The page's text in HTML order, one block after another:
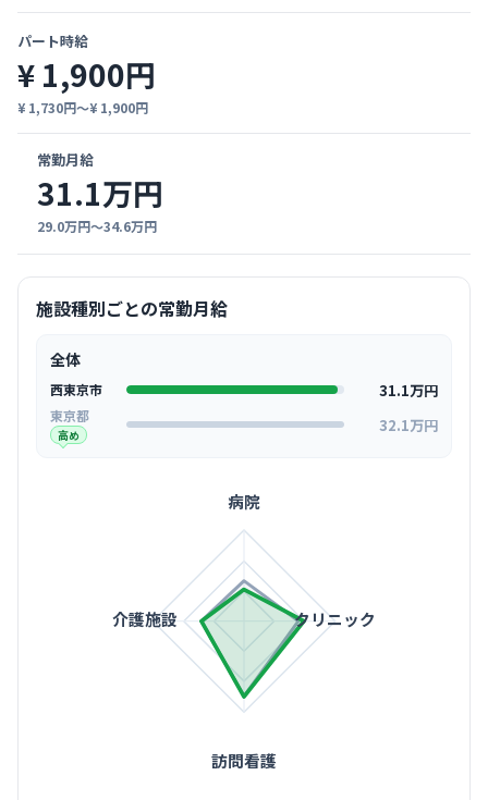
パート時給
¥ 1,900円
¥ 1,730円〜¥ 1,900円
常勤月給
31.1万円
29.0万円〜34.6万円
施設種別ごとの常勤月給
全体
西東京市 31.1万円
東京都
高め 32.1万円
病院
クリニック
訪問看護
介護施設